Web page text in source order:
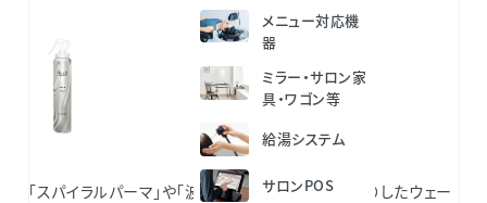
メニュー対応機
器
ミラー・サロン家
具・ワゴン等
給湯システム
サロンPOS
「スパイラルパーマ」や「波巻きウェーブ」などしっかりしたウェー